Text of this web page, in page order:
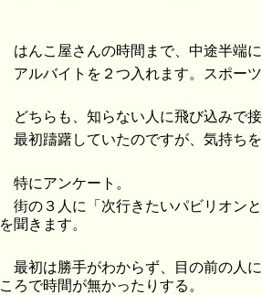
はんこ屋さんの時間まで、中途半端
アルバイトを２つ入れます。スポー
どちらも、知らない人に飛び込みで接
最初躊躇していたのですが、気持ち
特にアンケート。
街の３人に「次行きたいパビリオン
を聞きます。
最初は勝手がわからず、目の前の人
ころで時間が無かったりする。